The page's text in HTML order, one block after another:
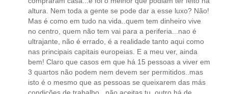
altura. Nem toda a gente se pode dar a esse luxo? Não!
Mas é como em tudo na vida..quem tem dinheiro vive
no centro, quem não tem vai para a periferia...nao é
ultrajante, não é errado, é a realidade tanto aqui como
nas principais capitais europeias. E a meu ver, ainda
bem! Claro que casos em que há 15 pessoas a viver em
3 quartos não podem nem devem ser permitidos..mas
isto é o mesmo que as pessoas se queixarem das más
condições de trabalho.. não aceitas tu, outro há de